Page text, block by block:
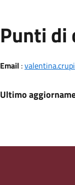
Punti
Email:
Ultimo